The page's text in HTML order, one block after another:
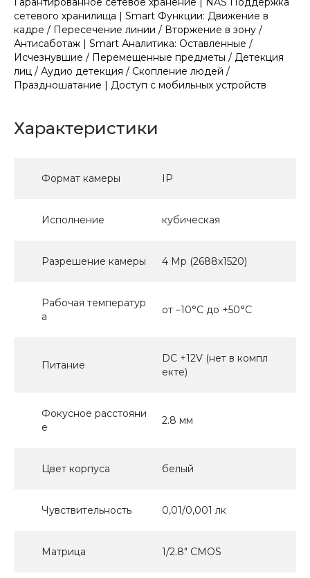
сетевого хранилища | Smart Функции: Движение в
кадре / Пересечение линии / Вторжение в зону /
Антисаботаж | Smart Аналитика: Оставленные /
Исчезнувшие / Перемещенные предметы / Детекция
лиц / Аудио детекция / Скопление людей /
Праздношатание | Доступ с мобильных устройств
Характеристики
Формат камеры IP
Исполнение кубическая
Разрешение камеры 4 Мр (2688х1520)
Рабочая температур
а
от –10°C до +50°C
Питание
DC +12V (нет в компл
екте)
Фокусное расстояни
е
2.8 мм
Цвет корпуса белый
Чувствительность 0,01/0,001 лк
Матрица 1/2.8" CMOS